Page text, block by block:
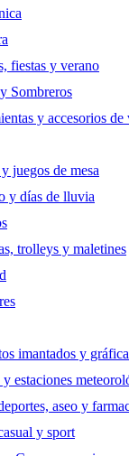
fiestas y verano
Sombreros
y accesorios de
juegos de mesa
y días de lluvia
trolleys y maletines
imantados y
estaciones
aseo y
y sport